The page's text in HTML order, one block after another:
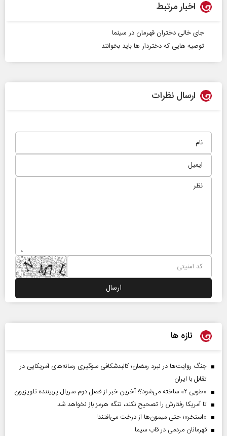
اخبار مرتبط
جای خالی دختران قهرمان در سینما
توصیه هایی که دختردار ها باید بخوانند
ارسال نظرات
تازه ها
جنگ روایت‌ها در نبرد رمضان؛ کالبدشکافی سوگیری رسانه‌های آمریکایی در
تقابل با ایران
«طوبی ۲» ساخته می‌شود؟؛ آخرین خبر از فصل دوم سریال پربیننده تلویزیون
تا آمریکا رفتارش را تصحیح نکند، تنگه هرمز باز نخواهد شد
«استخر»‌‌؛ حتی میمون‌ها از درخت می‌افتند!
قهرمانان مردمی در قاب سیما